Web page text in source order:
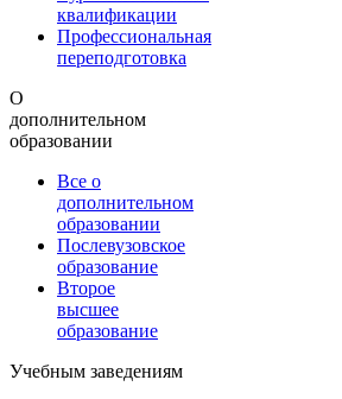
квалификации
Профессиональная
переподготовка
О
дополнительном
образовании
Все о
дополнительном
образовании
Послевузовское
образование
Второе
высшее
образование
Учебным заведениям